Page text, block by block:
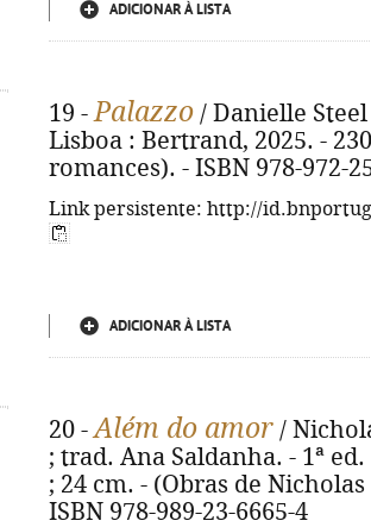
ADICIONAR À LISTA
19 -Palazzo / Danielle Steel
Lisboa : Bertrand, 2025. -
romances). - ISBN 978-972-
Link persistente: http://
ADICIONAR À LISTA
20 -Além do amor /
; trad. Ana Saldanha. - 1ª
; 24 cm. - (Obras de
ISBN 978-989-23-6665-4